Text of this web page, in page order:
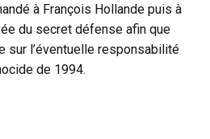
à François Hollande puis à
du secret défense afin que
sur l’éventuelle responsabilité
de 1994.